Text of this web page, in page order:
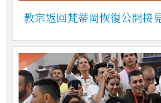
教宗返回梵蒂岡恢復公開接